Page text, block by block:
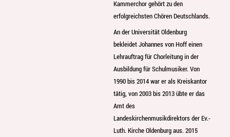
Kammerchor gehört zu den
erfolgreichsten Chören Deutschlands.
An der Universität Oldenburg
bekleidet Johannes von Hoff einen
Lehrauftrag für Chorleitung in der
Ausbildung für Schulmusiker. Von
1990 bis 2014 war er als Kreiskantor
tätig, von 2003 bis 2013 übte er das
Amt des
Landeskirchenmusikdirektors der Ev.-
Luth. Kirche Oldenburg aus. 2015